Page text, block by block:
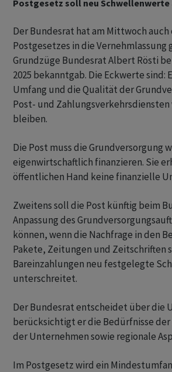
Postgesetz soll neu Schwellenwerte
Der Bundesrat hat am Mittwoch auch
Postgesetzes in die Vernehmlassung
Grundzüge Bundesrat Albert Rösti
2025 bekanntgab. Die Eckwerte sind:
Umfang und die Qualität der
Post- und
bleiben.
Die Post muss die Grundversorgung
eigenwirtschaftlich finanzieren. Sie
öffentlichen Hand keine finanzielle
Zweitens soll die Post künftig beim
Anpassung des
können, wenn die Nachfrage in den
Pakete, Zeitungen und Zeitschriften
Bareinzahlungen neu festgelegte
unterschreitet.
Der Bundesrat entscheidet über die
berücksichtigt er die Bedürfnisse
der Unternehmen sowie regionale
Im Postgesetz wird ein